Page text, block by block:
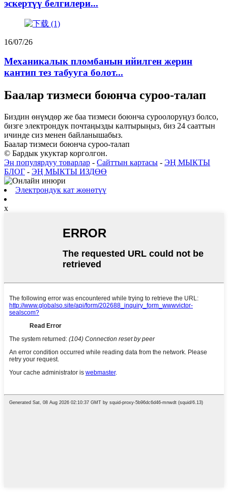
эскертүү белгилери...
16/07/26
Механикалык пломбанын ийилген жерин
кантип тез табууга болот...
Баалар тизмеси боюнча суроо-талап
Биздин өнүмдөр же баа тизмеси боюнча суроолоруңуз болсо,
бизге электрондук почтаңызды калтырыңыз, биз 24 сааттын
ичинде сиз менен байланышабыз.
Баалар тизмеси боюнча суроо-талап
© Бардык укуктар корголгон.
Эң популярдуу товарлар - Сайттын картасы - ЭҢ МЫКТЫ
БЛОГ - ЭҢ МЫКТЫ ИЗДӨӨ
Электрондук кат жөнөтүү
x